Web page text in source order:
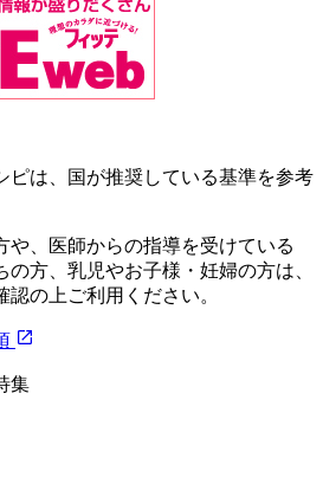
ピは、国が推奨している基準を参考
や、医師からの指導を受けている
方、乳児やお子様・妊婦の方は、
の上ご利用ください。
集